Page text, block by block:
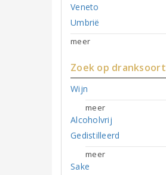
Veneto
Umbrië
meer
Zoek op dranksoort
Wijn
meer
Alcoholvrij
Gedistilleerd
meer
Sake